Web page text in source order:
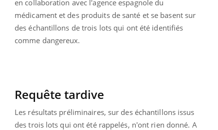
en collaboration avec l'agence espagnole du
médicament et des produits de santé et se basent sur
des échantillons de trois lots qui ont été identifiés
comme dangereux.
Requête tardive
Les résultats préliminaires, sur des échantillons issus
des trois lots qui ont été rappelés, n'ont rien donné. A